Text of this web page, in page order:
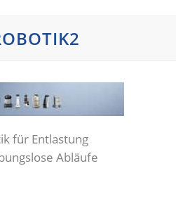
für Entlastung
Abläufe